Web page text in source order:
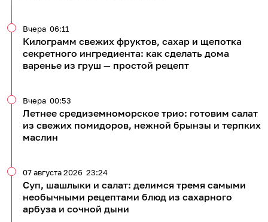
Килограмм свежих фруктов, сахар и щепотка
секретного ингредиента: как сделать дома
варенье из груш — простой рецепт
Вчера 06:11
Летнее средиземноморское трио: готовим салат
из свежих помидоров, нежной брынзы и терпких
маслин
Вчера 00:53
Суп, шашлыки и салат: делимся тремя самыми
необычными рецептами блюд из сахарного
арбуза и сочной дыни
07 августа 2026 23:24